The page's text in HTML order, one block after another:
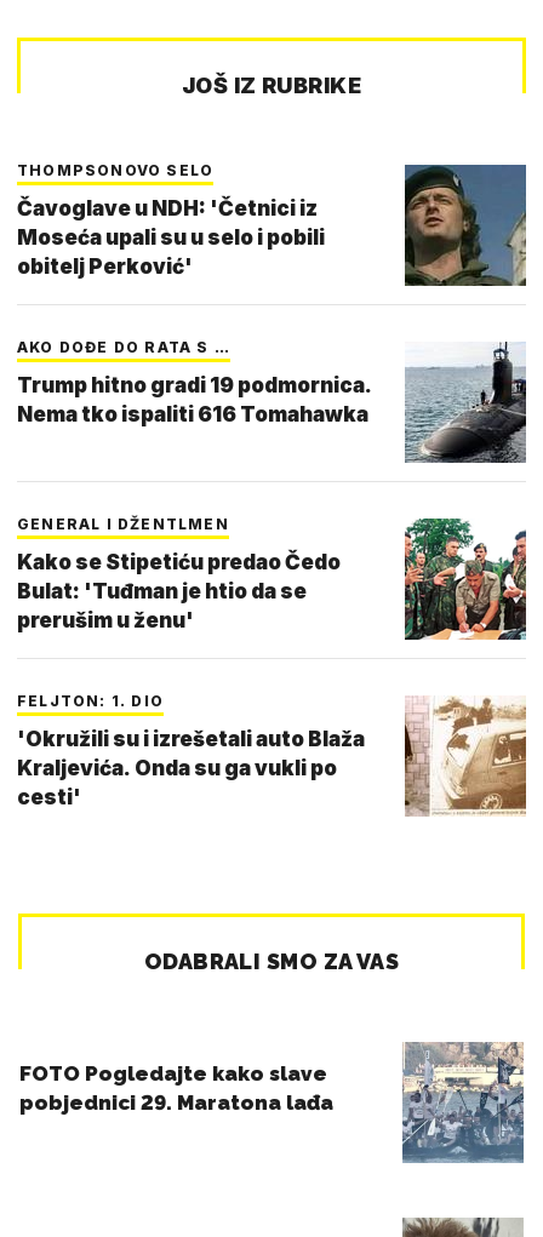
JOŠ IZ RUBRIKE
THOMPSONOVO SELO
Čavoglave u NDH: 'Četnici iz
Moseća upali su u selo i pobili
obitelj Perković'
AKO DOĐE DO RATA S …
Trump hitno gradi 19 podmornica.
Nema tko ispaliti 616 Tomahawka
GENERAL I DŽENTLMEN
Kako se Stipetiću predao Čedo
Bulat: 'Tuđman je htio da se
prerušim u ženu'
FELJTON: 1. DIO
'Okružili su i izrešetali auto Blaža
Kraljevića. Onda su ga vukli po
cesti'